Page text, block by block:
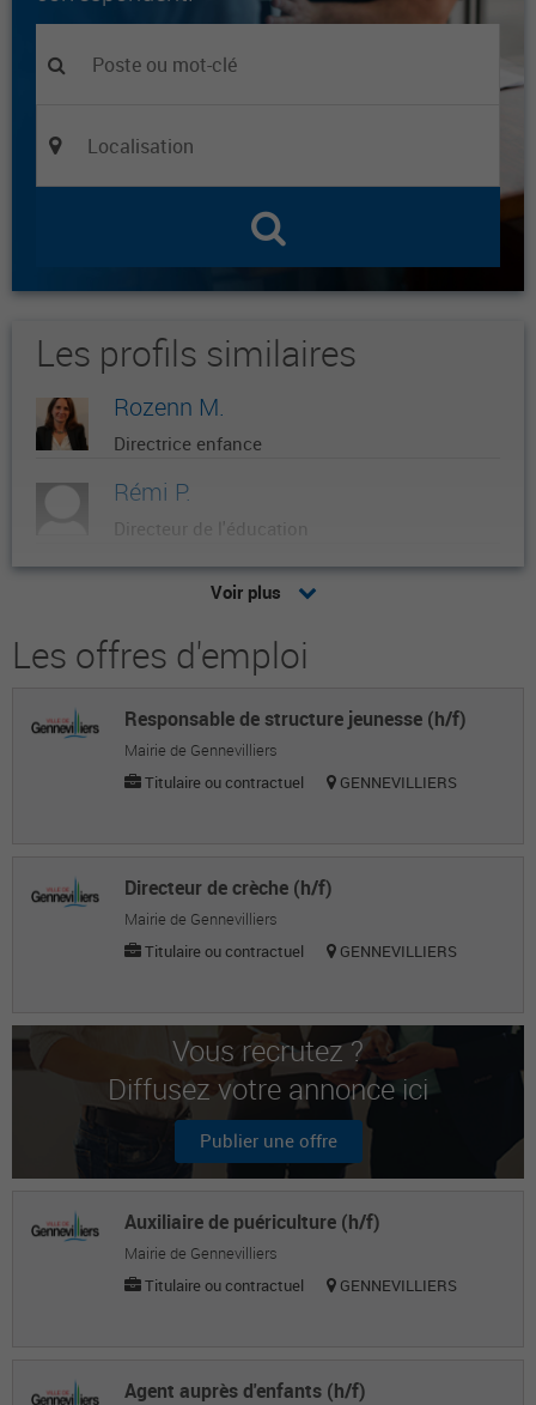
Les profils similaires
Rozenn M.
Directrice enfance
Rémi P.
Directeur de l'éducation
Isabelle B.
Alain B.
Julien L.
Chef de projets numériques
David D.
Directeur de l'éducation
Responsable du service offre de formation
et sécurisation des parcours, direction de
l'apprentissage
Tristan M.
Evaluateur qualité
Emile B.
Directeur adjoint de l'éducation et de la
jeunesse
Voir plus
Les offres d'emploi
Responsable de structure jeunesse (h/f)
Mairie de Gennevilliers
Titulaire ou contractuel
GENNEVILLIERS
Directeur de crèche (h/f)
Mairie de Gennevilliers
Titulaire ou contractuel
GENNEVILLIERS
Vous recrutez ?
Diffusez votre annonce ici
Publier une offre
Auxiliaire de puériculture (h/f)
Mairie de Gennevilliers
Titulaire ou contractuel
GENNEVILLIERS
Agent auprès d'enfants (h/f)